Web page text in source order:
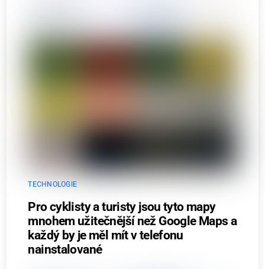
TECHNOLOGIE
Pro cyklisty a turisty jsou tyto mapy
mnohem užitečnější než Google Maps a
každý by je měl mít v telefonu
nainstalované